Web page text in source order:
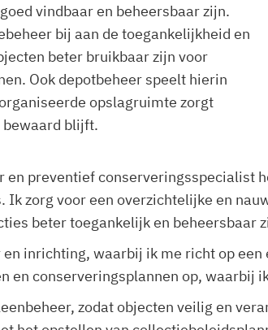
vindbaar en beheersbaar zijn.
bij aan de toegankelijkheid en
beter bruikbaar zijn voor
Ook depotbeheer speelt hierin
opslagruimte zorgt
blijft.
preventief
Ik zorg voor een overzichtelijke en
beter toegankelijk en beheersbaar
inrichting, waarbij ik me richt op
en conserveringsplannen op, waarbij
zodat objecten veilig en